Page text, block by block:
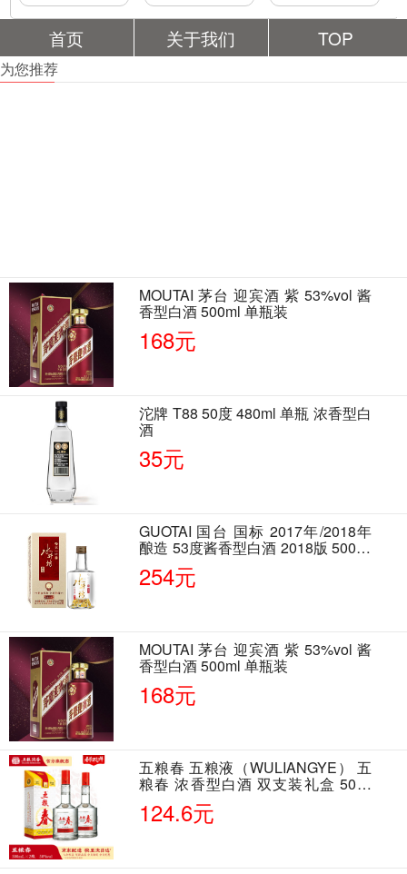
首页 关于我们 TOP
为您推荐
MOUTAI 茅台 迎宾酒 紫 53%vol 酱
香型白酒 500ml 单瓶装
168元
沱牌 T88 50度 480ml 单瓶 浓香型白
酒
35元
GUOTAI 国台 国标 2017年/2018年
酿造 53度酱香型白酒 2018版 500ml
单瓶装
254元
MOUTAI 茅台 迎宾酒 紫 53%vol 酱
香型白酒 500ml 单瓶装
168元
五粮春 五粮液（WULIANGYE） 五
粮春 浓香型白酒 双支装礼盒 50度
500ml*2瓶 含酒具
124.6元